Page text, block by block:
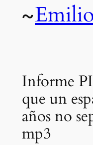
~
Informe
que un
años no
mp3